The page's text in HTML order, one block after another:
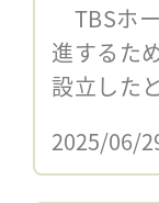
TBSホ
進するた
設立した
2025/06/